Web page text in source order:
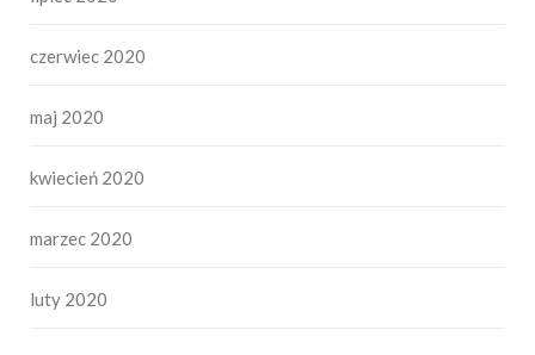
czerwiec 2020
maj 2020
kwiecień 2020
marzec 2020
luty 2020